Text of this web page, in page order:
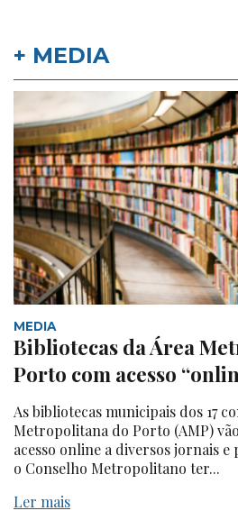
+ MEDIA
MEDIA
Bibliotecas da Área
Porto com acesso
As bibliotecas municipais dos 17
Metropolitana do Porto (AMP)
acesso online a diversos jornais e
o Conselho Metropolitano ter...
Ler mais